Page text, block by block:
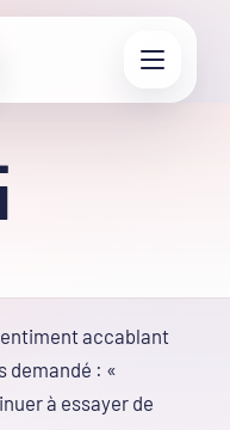
accablant
demandé : «
à essayer de